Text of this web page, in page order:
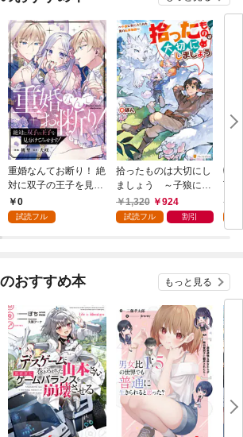
重婚なんてお断り！ 絶
対に双子の王子を見分
けてみせます！（分冊
版） 第１話
0
試読フル
拾ったものは大切にし
ましょう ～子狼に気
に入られた男の転移物
語～
1,320 924
試読フル 割引
転
下
冒
おすすめ本 もっと見る